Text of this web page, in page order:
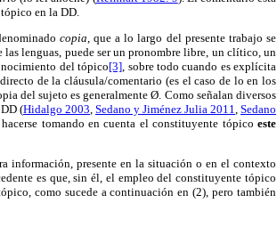
en la DD.
copia, que a lo largo del presente trabajo se
lenguas, puede ser un pronombre libre, un clítico, un
del tópico[3], sobre todo cuando es explícita
de la cláusula/comentario (es el caso de lo en los
del sujeto es generalmente Ø. Como señalan diversos
(Hidalgo 2003, Sedano y Jiménez Julia 2011, Sedano
tomando en cuenta el constituyente tópico este
información, presente en la situación o en el contexto
es que, sin él, el empleo del constituyente tópico
como sucede a continuación en (2), pero también